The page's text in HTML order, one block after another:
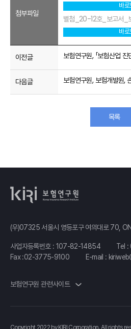
첨부파일
바
바
이전글
다음글
목록
(우)07325 서울시 영등포구 여의대로 70,
사업자등록번호 : 107-82-14854 Tel :
Fax :02-3775-9100
E-mail :
보험연구원 관련사이트
Copyright 2022 by KIRI Corporation. All rights